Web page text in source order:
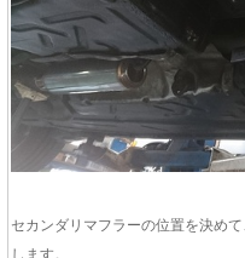
セカンダリマフラーの位置を決め
します。